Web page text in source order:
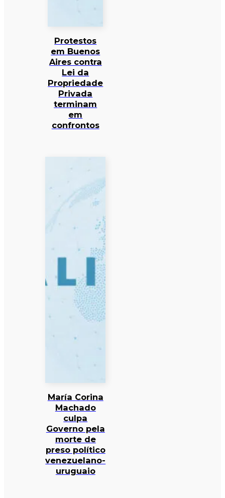
Protestos
em Buenos
Aires contra
Lei da
Propriedade
Privada
terminam
em
confrontos
María Corina
Machado
culpa
Governo pela
morte de
preso político
venezuelano-
uruguaio